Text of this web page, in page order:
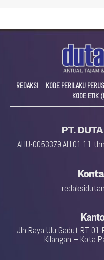
REDAKSI KODE PERILAKU
KODE ETIK
PT.
AHU-
Jln Raya Ulu Gadut RT 01
Kilangan – Kota